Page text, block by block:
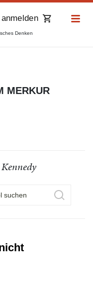
Denken
anmelden
MERKUR